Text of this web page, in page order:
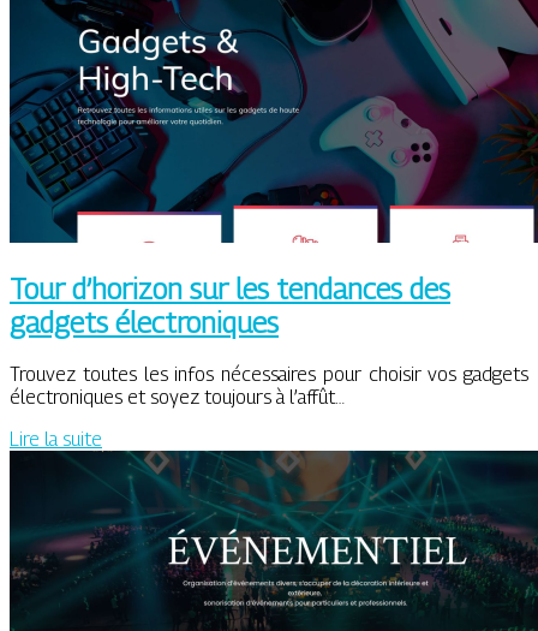
Tour d’horizon sur les tendances des
gadgets électroniques
Trouvez toutes les infos nécessaires pour choisir vos gadgets
électroniques et soyez toujours à l’affût…
Lire la suite